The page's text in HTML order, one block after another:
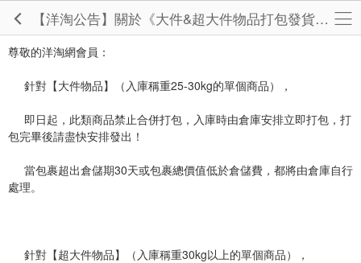
【洋淘公告】關於《大件&超大件物品打包發貨》相關說明
尊敬的洋淘網會員：
針對【大件物品】（入庫稱重25-30kg的單個商品），
即日起，此類商品禁止合併打包，入庫時由倉庫安排立即打包，打
包完畢後請盡快安排發出！
當包裹超出倉儲期30天或包裹總價值低於倉儲費，都將由倉庫自行
處理。
針對【超大件物品】（入庫稱重30kg以上的單個商品），